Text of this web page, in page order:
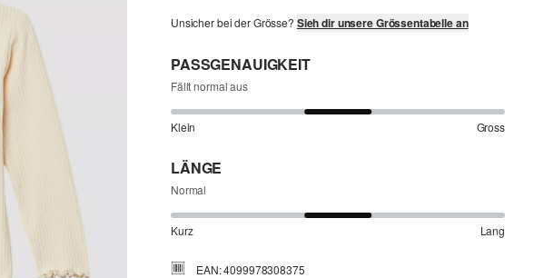
Unsicher bei der Grösse? Sieh dir unsere Grössentabelle an
PASSGENAUIGKEIT
Fällt normal aus
Klein Gross
LÄNGE
Normal
Kurz Lang
EAN: 4099978308375